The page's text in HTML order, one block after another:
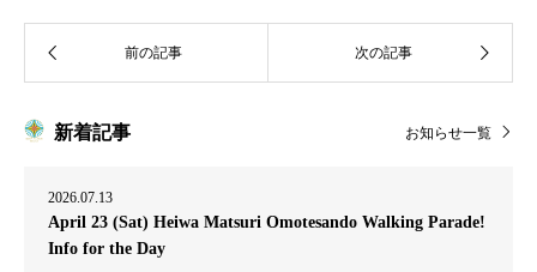
新着記事 お知らせ一覧
2026.07.13
April 23 (Sat) Heiwa Matsuri Omotesando Walking Parade!
Info for the Day